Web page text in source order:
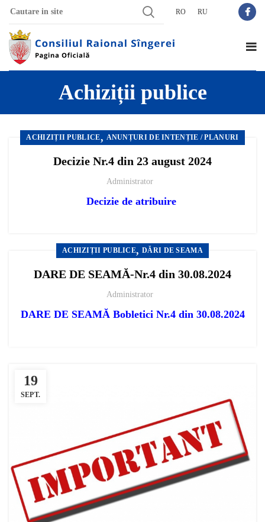
RO RU
Achiziții publice
ACHIZIȚII PUBLICE, ANUNȚURI DE INTENȚIE / PLANURI
Decizie Nr.4 din 23 august 2024
Administrator
Decizie de atribuire
ACHIZIȚII PUBLICE,DĂRI DE SEAMA
DARE DE SEAMĂ-Nr.4 din 30.08.2024
Administrator
DARE DE SEAMĂ Bobletici Nr.4 din 30.08.2024
19
SEPT.